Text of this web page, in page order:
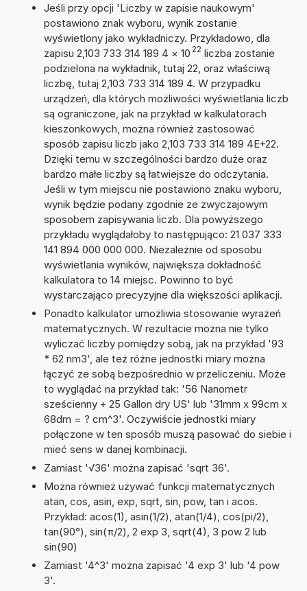
Jeśli przy opcji 'Liczby w zapisie naukowym'
postawiono znak wyboru, wynik zostanie
wyświetlony jako wykładniczy. Przykładowo, dla
zapisu 2,103 733 314 189 4 × 10 22 liczba zostanie
podzielona na wykładnik, tutaj 22, oraz właściwą
liczbę, tutaj 2,103 733 314 189 4. W przypadku
urządzeń, dla których możliwości wyświetlania liczb
są ograniczone, jak na przykład w kalkulatorach
kieszonkowych, można również zastosować
sposób zapisu liczb jako 2,103 733 314 189 4E+22.
Dzięki temu w szczególności bardzo duże oraz
bardzo małe liczby są łatwiejsze do odczytania.
Jeśli w tym miejscu nie postawiono znaku wyboru,
wynik będzie podany zgodnie ze zwyczajowym
sposobem zapisywania liczb. Dla powyższego
przykładu wyglądałoby to następująco: 21 037 333
141 894 000 000 000. Niezależnie od sposobu
wyświetlania wyników, największa dokładność
kalkulatora to 14 miejsc. Powinno to być
wystarczająco precyzyjne dla większości aplikacji.
Ponadto kalkulator umożliwia stosowanie wyrażeń
matematycznych. W rezultacie można nie tylko
wyliczać liczby pomiędzy sobą, jak na przykład '93
* 62 nm3', ale też różne jednostki miary można
łączyć ze sobą bezpośrednio w przeliczeniu. Może
to wyglądać na przykład tak: '56 Nanometr
sześcienny + 25 Gallon dry US' lub '31mm x 99cm x
68dm = ? cm^3'. Oczywiście jednostki miary
połączone w ten sposób muszą pasować do siebie i
mieć sens w danej kombinacji.
Zamiast '√36' można zapisać 'sqrt 36'.
Można również używać funkcji matematycznych
atan, cos, asin, exp, sqrt, sin, pow, tan i acos.
Przykład: acos(1), asin(1/2), atan(1/4), cos(pi/2),
tan(90°), sin(π/2), 2 exp 3, sqrt(4), 3 pow 2 lub
sin(90)
Zamiast '4^3' można zapisać '4 exp 3' lub '4 pow
3'.